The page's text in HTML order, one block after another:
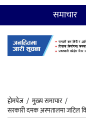
समाचार
होमपेज /मुख्य समाचार/
सरकारी दमक अस्पतालमा जटिल